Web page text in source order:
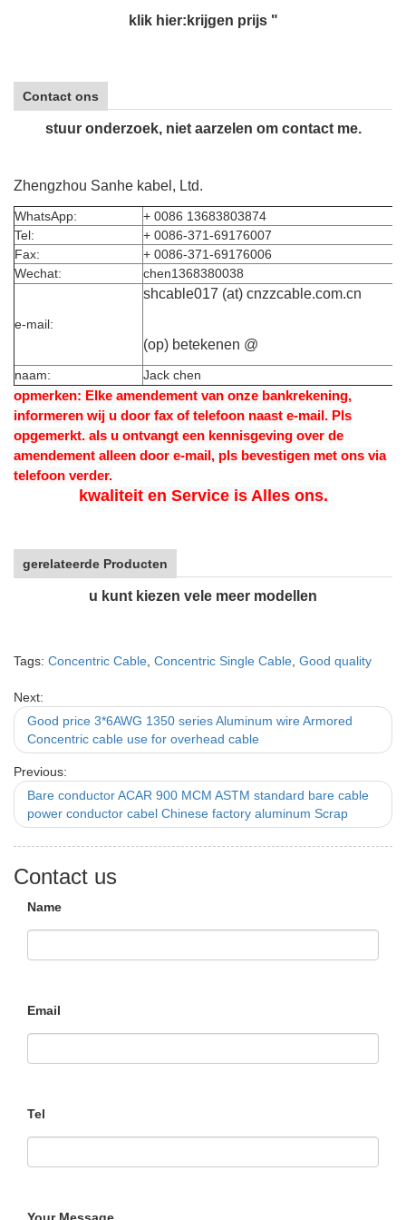
klik hier:krijgen prijs "
Contact ons
stuur onderzoek, niet aarzelen om contact me.
Zhengzhou Sanhe kabel, Ltd.
WhatsApp:
+ 0086 13683803874
Tel:
+ 0086-371-69176007
Fax:
+ 0086-371-69176006
Wechat:
chen1368380038
e-mail:
shcable017 (at) cnzzcable.com.cn
(op) betekenen @
naam: Jack chen
opmerken: Elke amendement van onze bankrekening,
informeren wij u door fax of telefoon naast e-mail. Pls
opgemerkt. als u ontvangt een kennisgeving over de
amendement alleen door e-mail, pls bevestigen met ons via
telefoon verder.
kwaliteit en Service is Alles ons.
gerelateerde Producten
u kunt kiezen vele meer modellen
Tags: Concentric Cable Concentric Single Cable Good quality
Next:
Good price 3*6AWG 1350 series Aluminum wire Armored
Concentric cable use for overhead cable
Previous:
Bare conductor ACAR 900 MCM ASTM standard bare cable
power conductor cabel Chinese factory aluminum Scrap
Contact us
Name
Email
Tel